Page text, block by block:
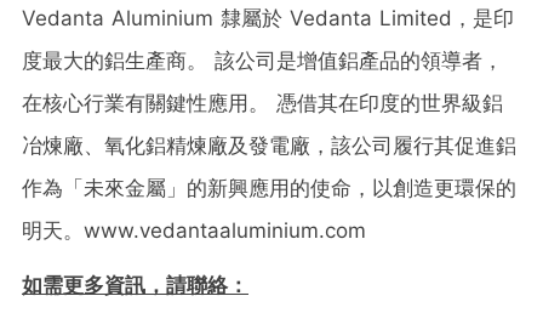
Vedanta Aluminium 隸屬於 Vedanta Limited，是印
度最大的鋁生產商。 該公司是增值鋁產品的領導者，
在核心行業有關鍵性應用。 憑借其在印度的世界級鋁
冶煉廠、氧化鋁精煉廠及發電廠，該公司履行其促進鋁
作為「未來金屬」的新興應用的使命，以創造更環保的
明天。www.vedantaaluminium.com
如需更多資訊，請聯絡：